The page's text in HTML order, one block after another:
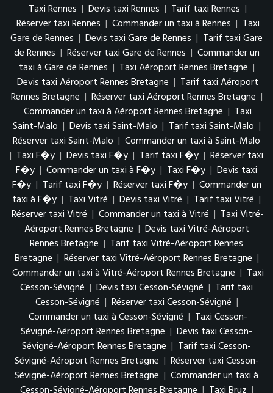
Taxi Rennes | Devis taxi Rennes | Tarif taxi Rennes |
Réserver taxi Rennes | Commander un taxi à Rennes | Taxi
Gare de Rennes | Devis taxi Gare de Rennes | Tarif taxi Gare
de Rennes | Réserver taxi Gare de Rennes | Commander un
taxi à Gare de Rennes | Taxi Aéroport Rennes Bretagne |
Devis taxi Aéroport Rennes Bretagne | Tarif taxi Aéroport
Rennes Bretagne | Réserver taxi Aéroport Rennes Bretagne |
Commander un taxi à Aéroport Rennes Bretagne | Taxi
Saint-Malo | Devis taxi Saint-Malo | Tarif taxi Saint-Malo |
Réserver taxi Saint-Malo | Commander un taxi à Saint-Malo
| Taxi F�y | Devis taxi F�y | Tarif taxi F�y | Réserver taxi
F�y | Commander un taxi à F�y | Taxi F�y | Devis taxi
F�y | Tarif taxi F�y | Réserver taxi F�y | Commander un
taxi à F�y | Taxi Vitré | Devis taxi Vitré | Tarif taxi Vitré |
Réserver taxi Vitré | Commander un taxi à Vitré | Taxi Vitré-
Aéroport Rennes Bretagne | Devis taxi Vitré-Aéroport
Rennes Bretagne | Tarif taxi Vitré-Aéroport Rennes
Bretagne | Réserver taxi Vitré-Aéroport Rennes Bretagne |
Commander un taxi à Vitré-Aéroport Rennes Bretagne | Taxi
Cesson-Sévigné | Devis taxi Cesson-Sévigné | Tarif taxi
Cesson-Sévigné | Réserver taxi Cesson-Sévigné |
Commander un taxi à Cesson-Sévigné | Taxi Cesson-
Sévigné-Aéroport Rennes Bretagne | Devis taxi Cesson-
Sévigné-Aéroport Rennes Bretagne | Tarif taxi Cesson-
Sévigné-Aéroport Rennes Bretagne | Réserver taxi Cesson-
Sévigné-Aéroport Rennes Bretagne | Commander un taxi à